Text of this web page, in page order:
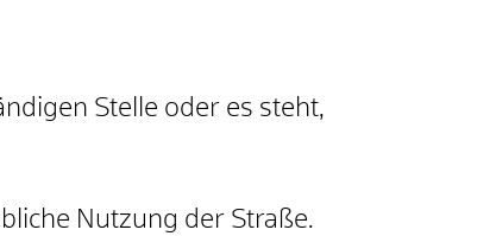
Stelle oder es steht,
Nutzung der Straße.